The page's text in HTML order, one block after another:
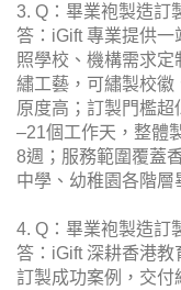
3. Q：畢業袍製造訂
答：iGift 專業提供
照學校、機構需求
繡工藝，可繡製校徽
原度高；訂製門檻
–21個工作天，整體
8週；服務範圍覆蓋
中學、幼稚園各階層
4. Q：畢業袍製造訂
答：iGift 深耕香港
訂製成功案例，交付